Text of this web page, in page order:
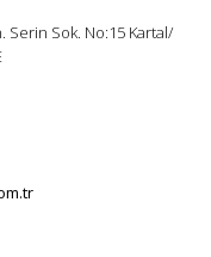
Serin Sok. No:15 Kartal/